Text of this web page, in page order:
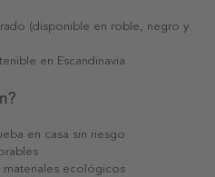
(disponible en roble, negro y
en Escandinavia
en casa sin riesgo
ecológicos